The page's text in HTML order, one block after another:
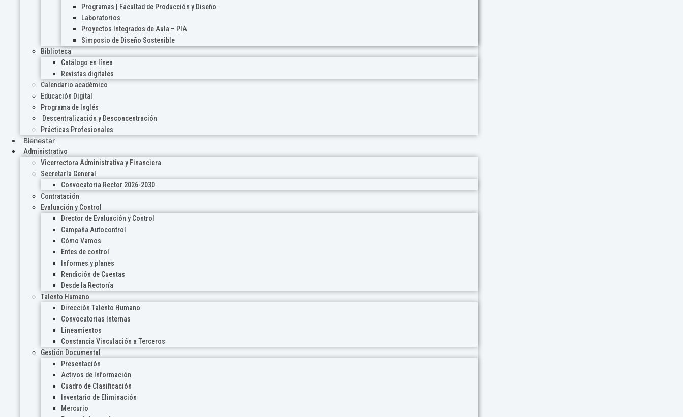
Programas | Facultad de Producción y Diseño
Laboratorios
Proyectos Integrados de Aula – PIA
Simposio de Diseño Sostenible
Biblioteca
Catálogo en línea
Revistas digitales
Calendario académico
Educación Digital
Programa de Inglés
Descentralización y Desconcentración
Prácticas Profesionales
Bienestar
Administrativo
Vicerrectora Administrativa y Financiera
Secretaría General
Convocatoria Rector 2026-2030
Contratación
Evaluación y Control
Drector de Evaluación y Control
Campaña Autocontrol
Cómo Vamos
Entes de control
Informes y planes
Rendición de Cuentas
Desde la Rectoría
Talento Humano
Dirección Talento Humano
Convocatorias Internas
Lineamientos
Constancia Vinculación a Terceros
Gestión Documental
Presentación
Activos de Información
Cuadro de Clasificación
Inventario de Eliminación
Mercurio